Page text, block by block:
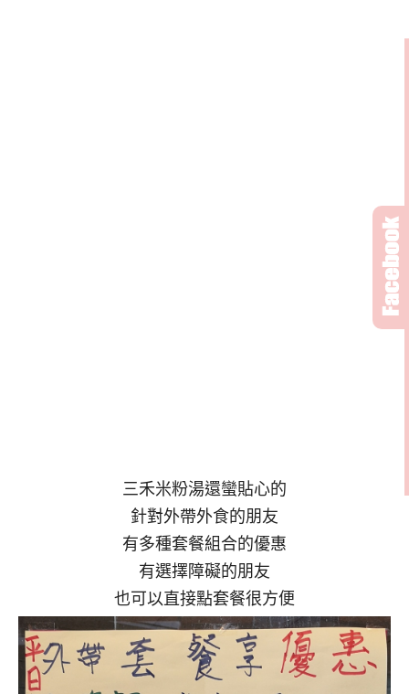
三禾米粉湯還蠻貼心的
針對外帶外食的朋友
有多種套餐組合的優惠
有選擇障礙的朋友
也可以直接點套餐很方便